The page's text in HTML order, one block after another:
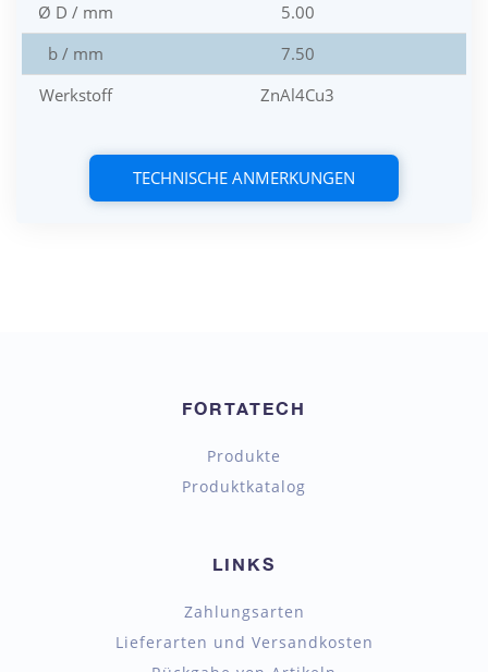
Ø D / mm
5.00
b / mm
7.50
Werkstoff
ZnAl4Cu3
TECHNISCHE ANMERKUNGEN
FORTATECH
Produkte
Produktkatalog
LINKS
Zahlungsarten
Lieferarten und Versandkosten